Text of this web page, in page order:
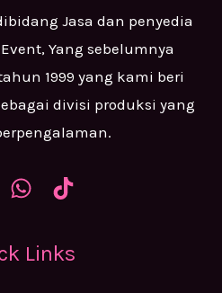
Jasa dan penyedia
Yang sebelumnya
1999 yang kami beri
divisi produksi yang
Links